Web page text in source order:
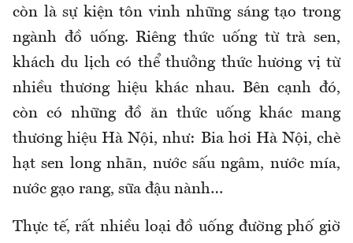
còn là sự kiện tôn vinh những sáng tạo trong
ngành đồ uống. Riêng thức uống từ trà sen,
khách du lịch có thể thưởng thức hương vị từ
nhiều thương hiệu khác nhau. Bên cạnh đó,
còn có những đồ ăn thức uống khác mang
thương hiệu Hà Nội, như: Bia hơi Hà Nội, chè
hạt sen long nhãn, nước sấu ngâm, nước mía,
nước gạo rang, sữa đậu nành…
Thực tế, rất nhiều loại đồ uống đường phố giờ